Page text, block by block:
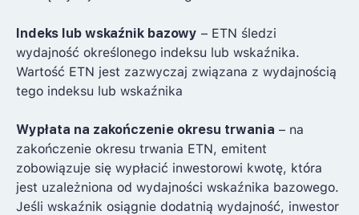
Indeks lub wskaźnik bazowy – ETN śledzi
wydajność określonego indeksu lub wskaźnika.
Wartość ETN jest zazwyczaj związana z wydajnością
tego indeksu lub wskaźnika
Wypłata na zakończenie okresu trwania – na
zakończenie okresu trwania ETN, emitent
zobowiązuje się wypłacić inwestorowi kwotę, która
jest uzależniona od wydajności wskaźnika bazowego.
Jeśli wskaźnik osiągnie dodatnią wydajność, inwestor